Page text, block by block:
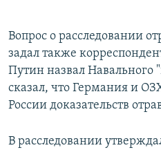
Вопрос о расследовании
задал также
Путин назвал Навального
сказал, что Германия и
России доказательств
В расследовании